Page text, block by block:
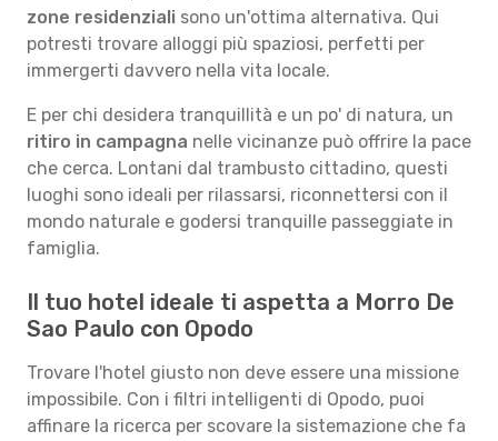
zone residenziali sono un'ottima alternativa. Qui
potresti trovare alloggi più spaziosi, perfetti per
immergerti davvero nella vita locale.
E per chi desidera tranquillità e un po' di natura, un
ritiro in campagna nelle vicinanze può offrire la pace
che cerca. Lontani dal trambusto cittadino, questi
luoghi sono ideali per rilassarsi, riconnettersi con il
mondo naturale e godersi tranquille passeggiate in
famiglia.
Il tuo hotel ideale ti aspetta a Morro De
Sao Paulo con Opodo
Trovare l'hotel giusto non deve essere una missione
impossibile. Con i filtri intelligenti di Opodo, puoi
affinare la ricerca per scovare la sistemazione che fa